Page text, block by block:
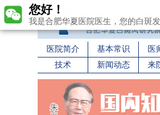
医院简介 基本常识
医
技术
新闻动态 来
您好！
我是合肥华夏医院医生，您的白斑